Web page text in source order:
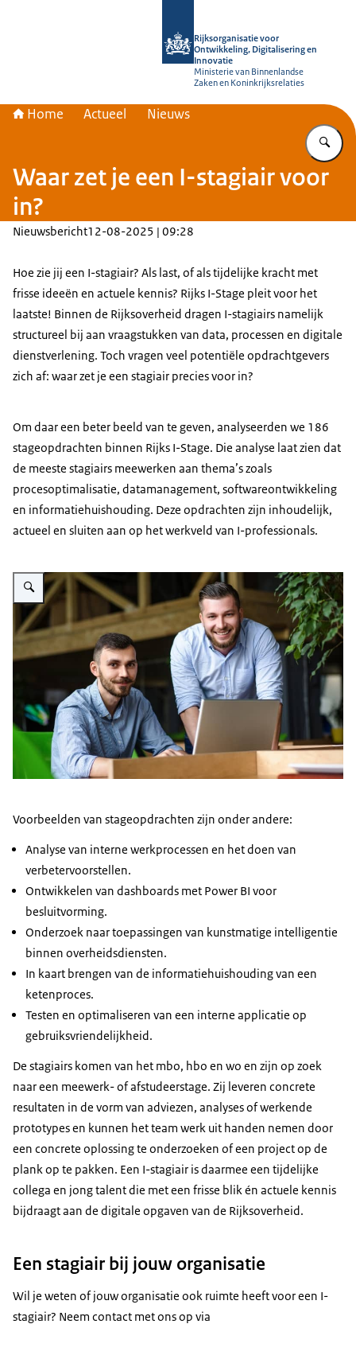
Rijksorganisatie voor
Ontwikkeling, Digitalisering en
Innovatie
Ministerie van Binnenlandse
Zaken en Koninkrijksrelaties
Home Actueel Nieuws
Waar zet je een I-stagiair voor
in?
Nieuwsbericht12-08-2025 | 09:28
Hoe zie jij een I-stagiair? Als last, of als tijdelijke kracht met
frisse ideeën en actuele kennis? Rijks I-Stage pleit voor het
laatste! Binnen de Rijksoverheid dragen I-stagiairs namelijk
structureel bij aan vraagstukken van data, processen en digitale
dienstverlening. Toch vragen veel potentiële opdrachtgevers
zich af: waar zet je een stagiair precies voor in?
Om daar een beter beeld van te geven, analyseerden we 186
stageopdrachten binnen Rijks I-Stage. Die analyse laat zien dat
de meeste stagiairs meewerken aan thema’s zoals
procesoptimalisatie, datamanagement, softwareontwikkeling
en informatiehuishouding. Deze opdrachten zijn inhoudelijk,
actueel en sluiten aan op het werkveld van I-professionals.
Vergroot afbeelding Twee samenwerkende collega's
Voorbeelden van stageopdrachten zijn onder andere:
Analyse van interne werkprocessen en het doen van
verbetervoorstellen.
Ontwikkelen van dashboards met Power BI voor
besluitvorming.
Onderzoek naar toepassingen van kunstmatige intelligentie
binnen overheidsdiensten.
In kaart brengen van de informatiehuishouding van een
ketenproces.
Testen en optimaliseren van een interne applicatie op
gebruiksvriendelijkheid.
De stagiairs komen van het mbo, hbo en wo en zijn op zoek
naar een meewerk- of afstudeerstage. Zij leveren concrete
resultaten in de vorm van adviezen, analyses of werkende
prototypes en kunnen het team werk uit handen nemen door
een concrete oplossing te onderzoeken of een project op de
plank op te pakken. Een I-stagiair is daarmee een tijdelijke
collega en jong talent die met een frisse blik én actuele kennis
bijdraagt aan de digitale opgaven van de Rijksoverheid.
Een stagiair bij jouw organisatie
Wil je weten of jouw organisatie ook ruimte heeft voor een I-
stagiair? Neem contact met ons op via